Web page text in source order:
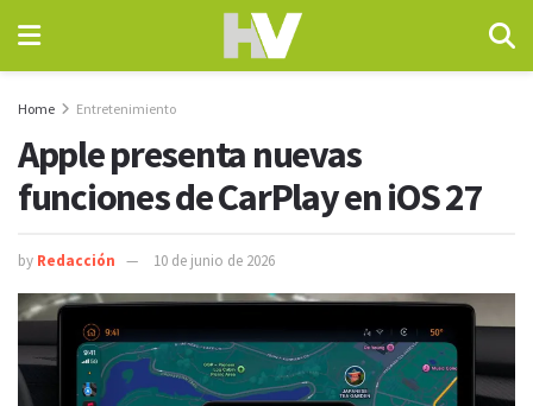
Home Entretenimiento
Apple presenta nuevas
funciones de CarPlay en iOS 27
by Redacción 10 de junio de 2026